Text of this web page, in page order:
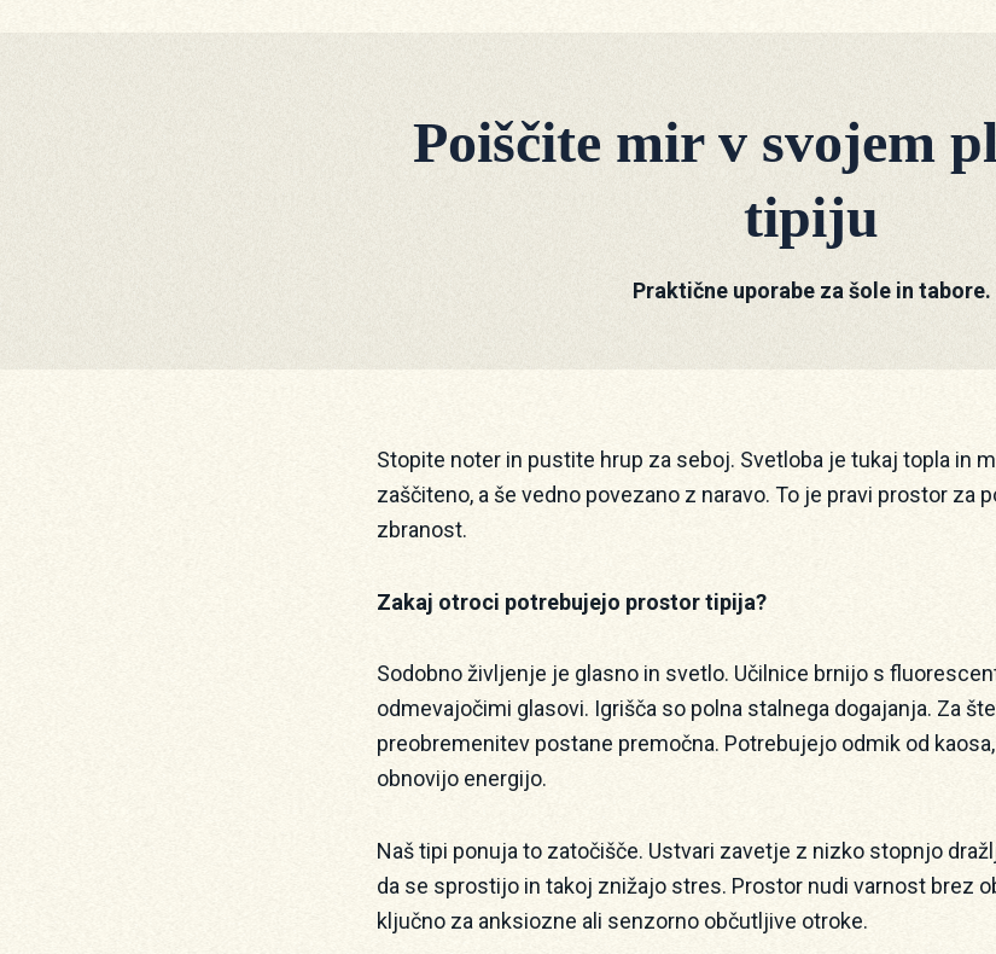
Poiščite mir v svojem
tipiju
Praktične uporabe za šole in tabore.
Stopite noter in pustite hrup za seboj. Svetloba je tukaj topla in
zaščiteno, a še vedno povezano z naravo. To je pravi prostor za
zbranost.
Zakaj otroci potrebujejo prostor tipija?
Sodobno življenje je glasno in svetlo. Učilnice brnijo s
odmevajočimi glasovi. Igrišča so polna stalnega dogajanja. Za
preobremenitev postane premočna. Potrebujejo odmik od
obnovijo energijo.
Naš tipi ponuja to zatočišče. Ustvari zavetje z nizko stopnjo
da se sprostijo in takoj znižajo stres. Prostor nudi varnost brez
ključno za anksiozne ali senzorno občutljive otroke.